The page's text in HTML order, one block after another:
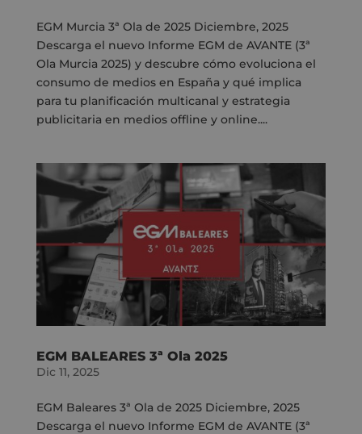
EGM Murcia 3ª Ola de 2025 Diciembre, 2025
Descarga el nuevo Informe EGM de AVANTE (3ª
Ola Murcia 2025) y descubre cómo evoluciona el
consumo de medios en España y qué implica
para tu planificación multicanal y estrategia
publicitaria en medios offline y online....
EGM BALEARES 3ª Ola 2025
Dic 11, 2025
EGM Baleares 3ª Ola de 2025 Diciembre, 2025
Descarga el nuevo Informe EGM de AVANTE (3ª